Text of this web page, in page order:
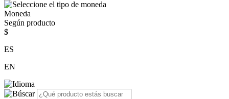
Moneda
Según producto
$
ES
EN